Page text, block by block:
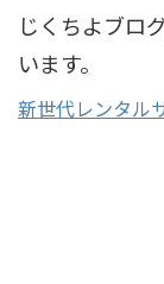
じくちよブロ
います。
新世代レンタル